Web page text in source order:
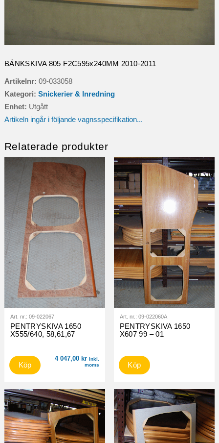
BÄNKSKIVA 805 F2C595x240MM 2010-2011
Artikelnr: 09-033058
Kategori: Snickerier & Inredning
Enhet: Utgått
Artikeln ingår i följande vagnsspecifikation...
Relaterade produkter
Art. nr.: 09-022067
PENTRYSKIVA 1650
X555/640, 58,61,67
4 047,00 kr inkl.
moms
Köp
Art. nr.: 09-022060A
PENTRYSKIVA 1650
X607 99 – 01
Köp